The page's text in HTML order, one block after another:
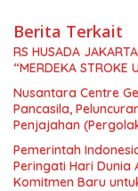
Berita Terkait
RS HUSADA
“MERDEKA STROKE
Nusantara Centre
Pancasila,
Penjajahan
Simposium
Nasional dan
Menuju Indonesia
Pemerintah
Peringati Hari Dunia
Komitmen Baru